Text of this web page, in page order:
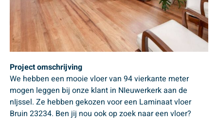
Project omschrijving
We hebben een mooie vloer van 94 vierkante meter
mogen leggen bij onze klant in NIeuwerkerk aan de
nIjssel. Ze hebben gekozen voor een Laminaat vloer
Bruin 23234. Ben jij nou ook op zoek naar een vloer?